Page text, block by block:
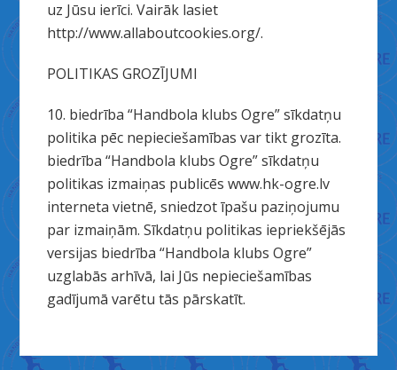
uz Jūsu ierīci. Vairāk lasiet
http://www.allaboutcookies.org/.
POLITIKAS GROZĪJUMI
10. biedrība “Handbola klubs Ogre” sīkdatņu
politika pēc nepieciešamības var tikt grozīta.
biedrība “Handbola klubs Ogre” sīkdatņu
politikas izmaiņas publicēs www.hk-ogre.lv
interneta vietnē, sniedzot īpašu paziņojumu
par izmaiņām. Sīkdatņu politikas iepriekšējās
versijas biedrība “Handbola klubs Ogre”
uzglabās arhīvā, lai Jūs nepieciešamības
gadījumā varētu tās pārskatīt.